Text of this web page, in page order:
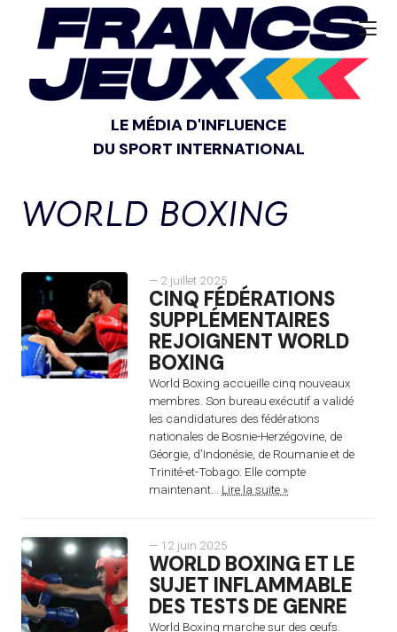
LE MÉDIA D'INFLUENCE
DU SPORT INTERNATIONAL
WORLD BOXING
— 2 juillet 2025
CINQ FÉDÉRATIONS
SUPPLÉMENTAIRES
REJOIGNENT WORLD
BOXING
World Boxing accueille cinq nouveaux
membres. Son bureau exécutif a validé
les candidatures des fédérations
nationales de Bosnie-Herzégovine, de
Géorgie, d’Indonésie, de Roumanie et de
Trinité-et-Tobago. Elle compte
maintenant... Lire la suite »
— 12 juin 2025
WORLD BOXING ET LE
SUJET INFLAMMABLE
DES TESTS DE GENRE
World Boxing marche sur des œufs.